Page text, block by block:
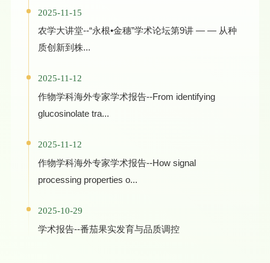
2025-11-15
农学大讲堂--“永根•金穗”学术论坛第9讲 — — 从种
质创新到株...
2025-11-12
作物学科海外专家学术报告--From identifying
glucosinolate tra...
2025-11-12
作物学科海外专家学术报告--How signal
processing properties o...
2025-10-29
学术报告--番茄果实发育与品质调控